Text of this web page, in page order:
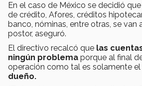
En el caso de México se decidió
de crédito, Afores, créditos
banco, nóminas, entre otras, se van
postor, aseguró.
El directivo recalcó que las
ningún problema porque al final
operación como tal es solamente el
dueño.